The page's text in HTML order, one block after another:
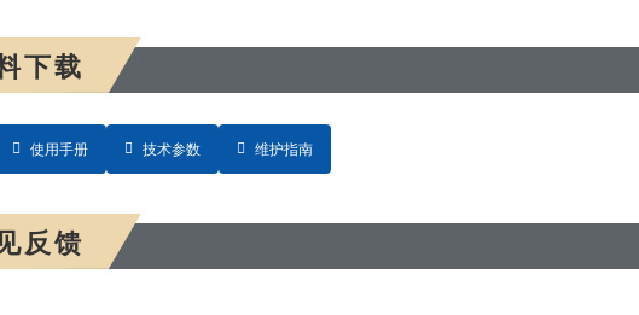
下载
使用手册 技术参数 维护指南
反馈